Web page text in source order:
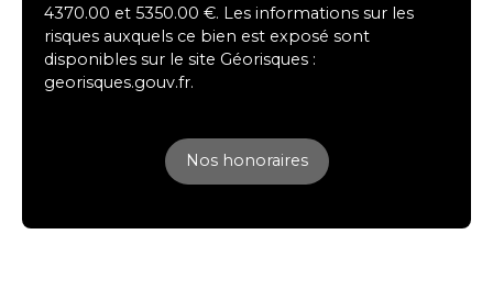
4370.00 et 5350.00 €. Les informations sur les
risques auxquels ce bien est exposé sont
disponibles sur le site Géorisques :
georisques.gouv.fr.
Nos honoraires